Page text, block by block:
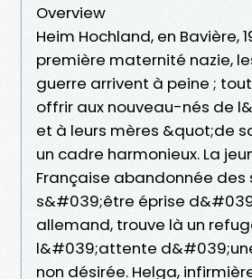
Overview
Heim Hochland, en Bavière,
première maternité nazie,
guerre arrivent à peine ;
offrir aux nouveau-nés de
et à leurs mères &quot;de
un cadre harmonieux. La
Française abandonnée des
s&#039;être éprise
allemand, trouve là un
l&#039;attente
non désirée. Helga,